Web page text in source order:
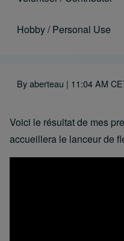
Hobby / Personal Use
Byaberteau | 11:04 AM
Voici le résultat de mes
accueillera le lanceur de